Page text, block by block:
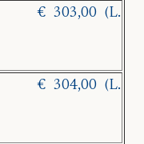
€ 303,00 (L.
€ 304,00 (L.